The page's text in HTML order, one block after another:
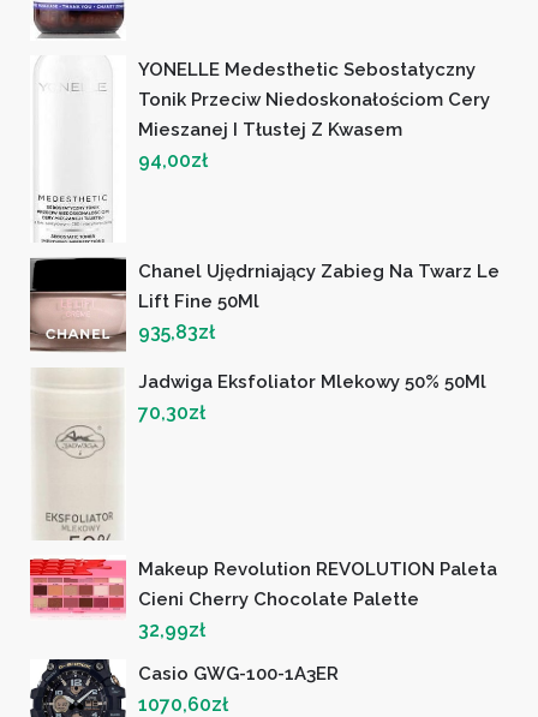
YONELLE Medesthetic Sebostatyczny
Tonik Przeciw Niedoskonałościom Cery
Mieszanej I Tłustej Z Kwasem
94,00zł
Chanel Ujędrniający Zabieg Na Twarz Le
Lift Fine 50Ml
935,83zł
Jadwiga Eksfoliator Mlekowy 50% 50Ml
70,30zł
Makeup Revolution REVOLUTION Paleta
Cieni Cherry Chocolate Palette
32,99zł
Casio GWG-100-1A3ER
1070,60zł